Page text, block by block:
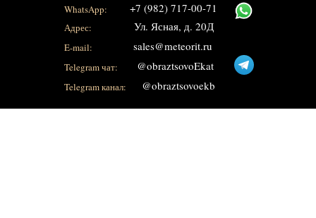
Telegram канал:
WhatsApp:
@obraztsovoekb
Telegram чат: @obraztsovoEkat
+7 (982) 717-00-71
Ул. Ясная, д. 20Д
sales@meteorit.ru
Адрес:
E-mail: